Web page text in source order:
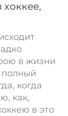
хоккее,
в жизни
полный
когда
как,
в это